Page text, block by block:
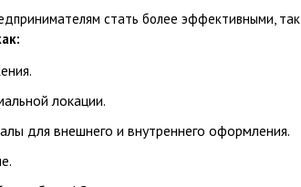
стать более эффективными,
локации.
для внешнего и внутреннего оформления.